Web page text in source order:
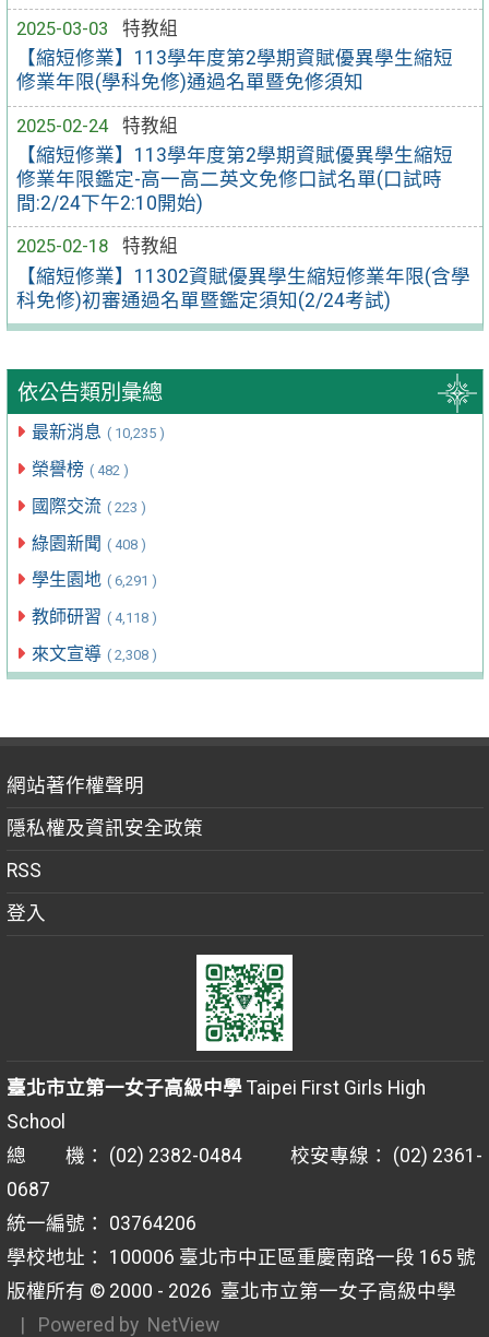
2025-03-03
特教組
【縮短修業】113學年度第2學期資賦優異學生縮短
修業年限(學科免修)通過名單暨免修須知
2025-02-24
特教組
【縮短修業】113學年度第2學期資賦優異學生縮短
修業年限鑑定-高一高二英文免修口試名單(口試時
間:2/24下午2:10開始)
2025-02-18
特教組
【縮短修業】11302資賦優異學生縮短修業年限(含學
科免修)初審通過名單暨鑑定須知(2/24考試)
依公告類別彙總
最新消息 ( 10,235 )
榮譽榜 ( 482 )
國際交流 ( 223 )
綠園新聞 ( 408 )
學生園地 ( 6,291 )
教師研習 ( 4,118 )
來文宣導 ( 2,308 )
網站著作權聲明
隱私權及資訊安全政策
RSS
登入
臺北市立第一女子高級中學Taipei First Girls High
School
總 機： (02) 2382-0484 校安專線： (02) 2361-
0687
統一編號： 03764206
學校地址： 100006 臺北市中正區重慶南路一段 165 號
版權所有 © 2000 - 2026 臺北市立第一女子高級中學
| Powered by NetView